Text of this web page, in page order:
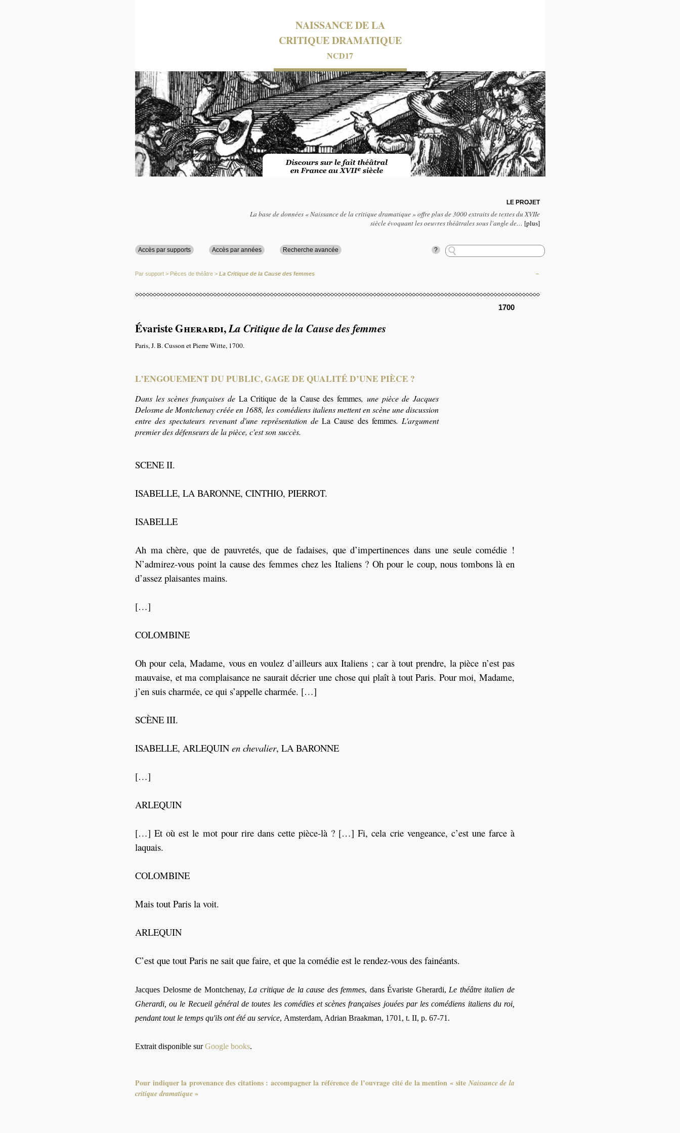
NAISSANCE DE LA
CRITIQUE DRAMATIQUE
NCD17
LE PROJET
La base de données « Naissance de la critique dramatique » offre plus de 3000 extraits de textes du XVIIe
siècle évoquant les oeuvres théâtrales sous l'angle de… [plus]
Accès par supports Accès par années Recherche avancée ?
Par support > Pièces de théâtre > La Critique de la Cause des femmes –
1700
ÉvaristeGherardi,La Critique de la Cause des femmes
Paris, J. B. Cusson et Pierre Witte, 1700.
L’ENGOUEMENT DU PUBLIC, GAGE DE QUALITÉ D’UNE PIÈCE ?
Dans les scènes françaises de La Critique de la Cause des femmes, une pièce de Jacques
Delosme de Montchenay créée en 1688, les comédiens italiens mettent en scène une discussion
entre des spectateurs revenant d'une représentation deLa Cause des femmes. L'argument
premier des défenseurs de la pièce, c'est son succès.
SCENE II.
ISABELLE, LA BARONNE, CINTHIO, PIERROT.
ISABELLE
Ah ma chère, que de pauvretés, que de fadaises, que d’impertinences dans une seule comédie !
N’admirez-vous point la cause des femmes chez les Italiens ? Oh pour le coup, nous tombons là en
d’assez plaisantes mains.
[…]
COLOMBINE
Oh pour cela, Madame, vous en voulez d’ailleurs aux Italiens ; car à tout prendre, la pièce n’est pas
mauvaise, et ma complaisance ne saurait décrier une chose qui plaît à tout Paris. Pour moi, Madame,
j’en suis charmée, ce qui s’appelle charmée. […]
SCÈNE III.
ISABELLE, ARLEQUIN en chevalier, LA BARONNE
[…]
ARLEQUIN
[…] Et où est le mot pour rire dans cette pièce-là ? […] Fi, cela crie vengeance, c’est une farce à
laquais.
COLOMBINE
Mais tout Paris la voit.
ARLEQUIN
C’est que tout Paris ne sait que faire, et que la comédie est le rendez-vous des fainéants.
Jacques Delosme de Montchenay, La critique de la cause des femmes, dans Évariste Gherardi, Le théâtre italien de
Gherardi, ou le Recueil général de toutes les comédies et scènes françaises jouées par les comédiens italiens du roi,
pendant tout le temps qu'ils ont été au service, Amsterdam, Adrian Braakman, 1701, t. II, p. 67-71.
Extrait disponible surGoogle books.
Pour indiquer la provenance des citations : accompagner la référence de l’ouvrage cité de la mention « siteNaissance de la
critique dramatique »